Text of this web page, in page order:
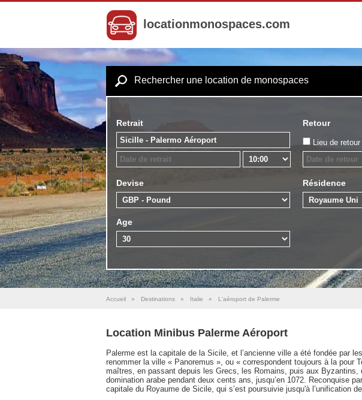
locationmonospaces.com
Rechercher une location de monospaces
Retrait Retour
Lieu de
Devise Résidence
Age
Accueil » Destinations » Italie » L'aéroport de Palerme
Location Minibus Palerme Aéroport
Palerme est la capitale de la Sicile, et l’ancienne ville a été fondée par
renommer la ville « Panoremus », ou « correspondent toujours à la pour
maîtres, en passant depuis les Grecs, les Romains, puis aux Byzantins,
domination arabe pendant deux cents ans, jusqu’en 1072. Reconquise
capitale du Royaume de Sicile, qui s’est poursuivie jusqu'à l’unification de